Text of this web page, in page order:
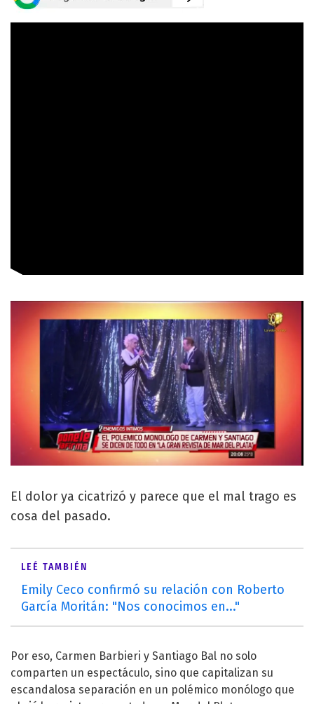
El dolor ya cicatrizó y parece que el mal trago es
cosa del pasado.
LEÉ TAMBIÉN
Emily Ceco confirmó su relación con Roberto
García Moritán: "Nos conocimos en..."
Por eso, Carmen Barbieri y Santiago Bal no solo
comparten un espectáculo, sino que capitalizan su
escandalosa separación en un polémico monólogo que